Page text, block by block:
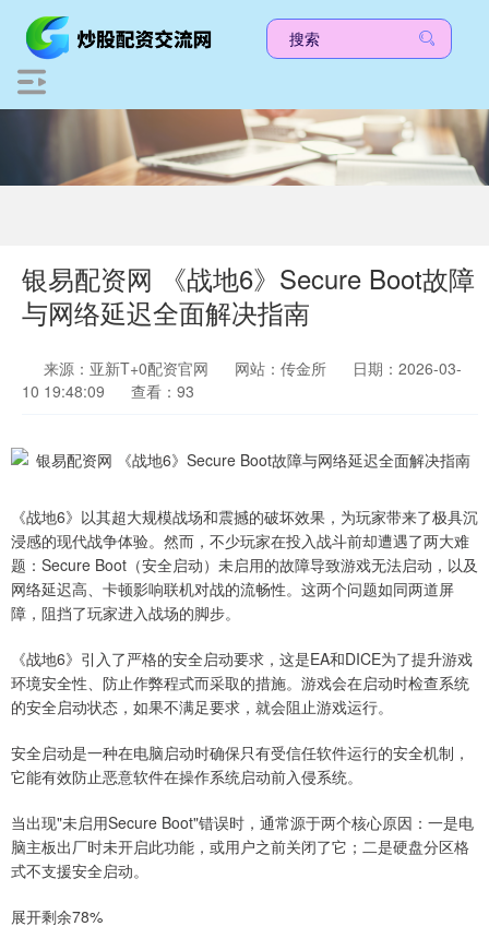
银易配资网 《战地6》Secure Boot故障
与网络延迟全面解决指南
来源：亚新T+0配资官网 网站：传金所
日期：2026-03-
10 19:48:09
查看：93
《战地6》以其超大规模战场和震撼的破坏效果，为玩家带来了极具沉
浸感的现代战争体验。然而，不少玩家在投入战斗前却遭遇了两大难
题：Secure Boot（安全启动）未启用的故障导致游戏无法启动，以及
网络延迟高、卡顿影响联机对战的流畅性。这两个问题如同两道屏
障，阻挡了玩家进入战场的脚步。
《战地6》引入了严格的安全启动要求，这是EA和DICE为了提升游戏
环境安全性、防止作弊程式而采取的措施。游戏会在启动时检查系统
的安全启动状态，如果不满足要求，就会阻止游戏运行。
安全启动是一种在电脑启动时确保只有受信任软件运行的安全机制，
它能有效防止恶意软件在操作系统启动前入侵系统。
当出现"未启用Secure Boot"错误时，通常源于两个核心原因：一是电
脑主板出厂时未开启此功能，或用户之前关闭了它；二是硬盘分区格
式不支援安全启动。
展开剩余78%